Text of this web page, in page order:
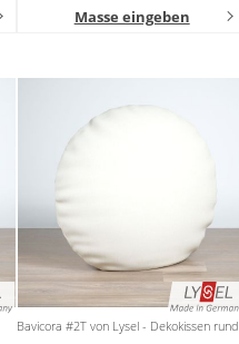
Masse eingeben
Bavicora #2T von Lysel - Dekokissen rund